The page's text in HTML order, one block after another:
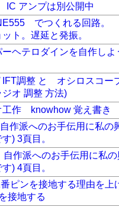
アンプは別公開中
でつくれる回路。
ト。遅延と発振。
ーヘテロダインを自作し
IFT調整 と オシロスコー
オ 調整 方法)
工作 knowhow 覚え書き
作派へのお手伝用に私の
) 3頁目。
作派へのお手伝用に私の
) 4頁目。
ピンを接地する理由を上
接地する